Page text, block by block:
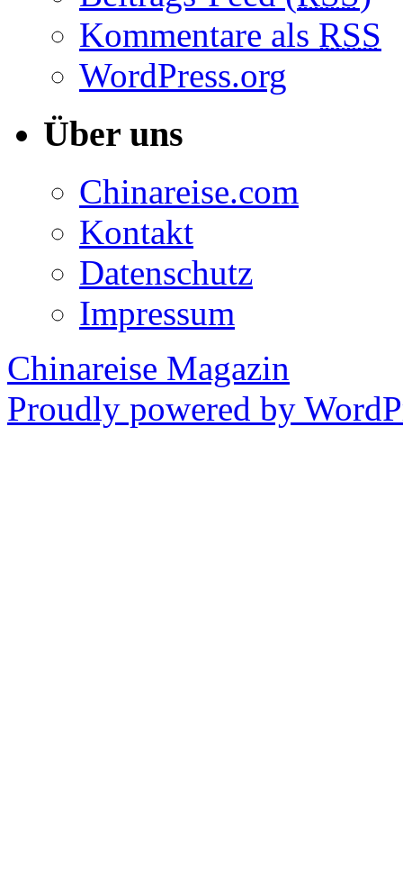
Kommentare als RSS
WordPress.org
Über uns
Chinareise.com
Kontakt
Datenschutz
Impressum
Chinareise Magazin
Proudly powered by